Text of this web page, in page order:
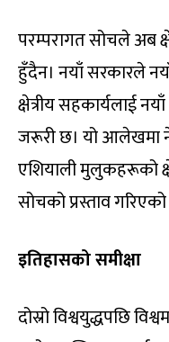
परम्परागत सोचले अब
हुँदैन। नयाँ सरकारले
क्षेत्रीय सहकार्यलाई
जरूरी छ। यो आलेखमा
एशियाली मुलुकहरूको
सोचको प्रस्ताव
इतिहासको समीक्षा
दोस्रो विश्वयुद्धपछि